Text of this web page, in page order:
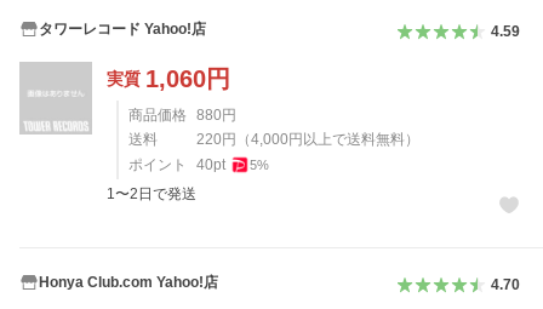
タワーレコード Yahoo!店 4.59
実質 1,060円
商品価格 880 円
送料
220 円 （4,000 円以上で送料無料）
ポイント
40pt 5%
1〜2日で発送
Honya Club.com Yahoo!店 4.70